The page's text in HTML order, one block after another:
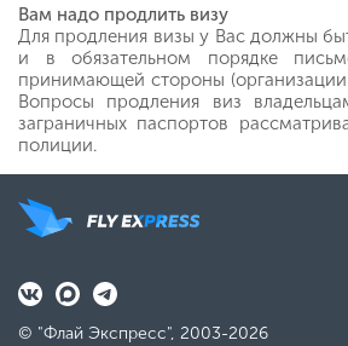
Вам надо продлить визу
Для продления визы у Вас должны
и в обязательном порядке
принимающей стороны (организации
Вопросы продления виз
заграничных паспортов
полиции.
© "Флай Экспресс", 2003-2026